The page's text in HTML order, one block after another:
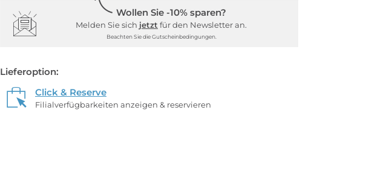
Wollen Sie -10% sparen?
Melden Sie sich jetzt für den Newsletter an.
Beachten Sie die Gutscheinbedingungen.
Lieferoption:
Click & Reserve
Filialverfügbarkeiten anzeigen & reservieren